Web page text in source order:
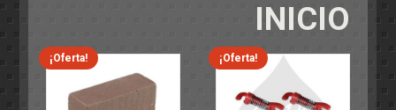
INICIO
¡Oferta! ¡Oferta!